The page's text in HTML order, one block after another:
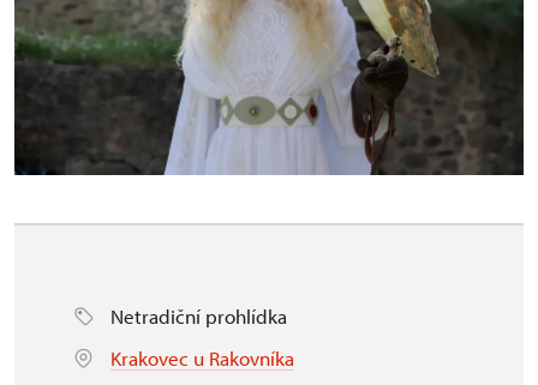
Netradiční prohlídka
Krakovec u Rakovníka